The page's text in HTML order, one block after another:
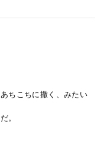
ちこちに撒く、みたい
。